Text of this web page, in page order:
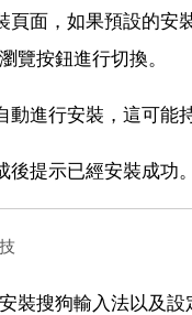
頁面，如果預設的安
覽按鈕進行切換。
動進行安裝，這可能
後提示已經安裝成功。
裝搜狗輸入法以及設